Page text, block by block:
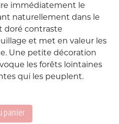
immédiatement le
naturellement dans le
doré contraste
et met en valeur les
Une petite décoration
les forêts lointaines
qui les peuplent.
panier